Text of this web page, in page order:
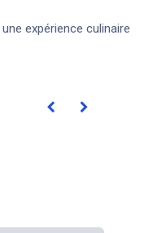
expérience culinaire